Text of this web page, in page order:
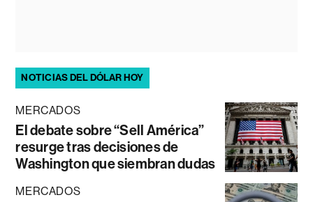
NOTICIAS DEL DÓLAR HOY
MERCADOS
El debate sobre “Sell América”
resurge tras decisiones de
Washington que siembran dudas
MERCADOS